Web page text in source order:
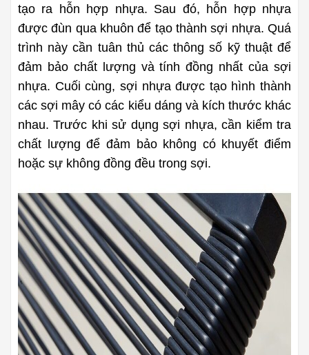
tạo ra hỗn hợp nhựa. Sau đó, hỗn hợp nhựa
được đùn qua khuôn để tạo thành sợi nhựa. Quá
trình này cần tuân thủ các thông số kỹ thuật để
đảm bảo chất lượng và tính đồng nhất của sợi
nhựa. Cuối cùng, sợi nhựa được tạo hình thành
các sợi mây có các kiểu dáng và kích thước khác
nhau. Trước khi sử dụng sợi nhựa, cần kiểm tra
chất lượng để đảm bảo không có khuyết điểm
hoặc sự không đồng đều trong sợi.